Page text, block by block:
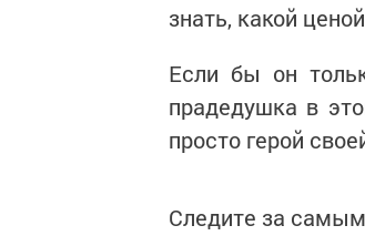
знать, какой
Если бы он
прадедушка в
просто герой
Следите за